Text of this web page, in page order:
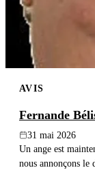
AVIS
Fernande
31 mai 2026
Un ange est
nous annonçons le